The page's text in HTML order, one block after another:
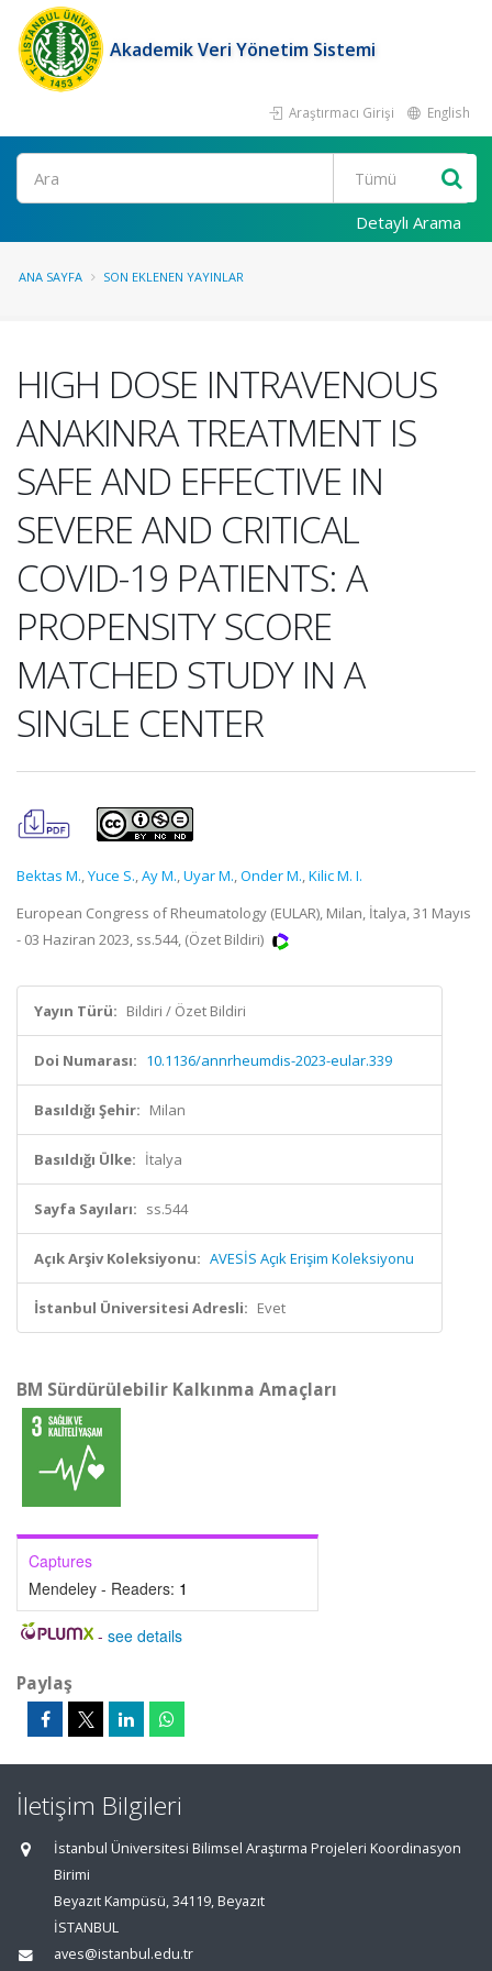
Akademik Veri Yönetim Sistemi
Araştırmacı Girişi English
Ara
Detaylı Arama
ANA SAYFA SON EKLENEN YAYINLAR
HIGH DOSE INTRAVENOUS
ANAKINRA TREATMENT IS
SAFE AND EFFECTIVE IN
SEVERE AND CRITICAL
COVID-19 PATIENTS: A
PROPENSITY SCORE
MATCHED STUDY IN A
SINGLE CENTER
Bektas M.,Yuce S.,Ay M.,Uyar M.,Onder M.,Kilic M. I.
European Congress of Rheumatology (EULAR), Milan, İtalya, 31 Mayıs
- 03 Haziran 2023, ss.544, (Özet Bildiri)
Yayın Türü: Bildiri / Özet Bildiri
Doi Numarası: 10.1136/annrheumdis-2023-eular.339
Basıldığı Şehir: Milan
Basıldığı Ülke: İtalya
Sayfa Sayıları: ss.544
Açık Arşiv Koleksiyonu: AVESİS Açık Erişim Koleksiyonu
İstanbul Üniversitesi Adresli: Evet
BM Sürdürülebilir Kalkınma Amaçları
Captures
Mendeley - Readers: 1
- see details
Paylaş
İletişim Bilgileri
İstanbul Üniversitesi Bilimsel Araştırma Projeleri Koordinasyon
Birimi
Beyazıt Kampüsü, 34119, Beyazıt
İSTANBUL
aves@istanbul.edu.tr